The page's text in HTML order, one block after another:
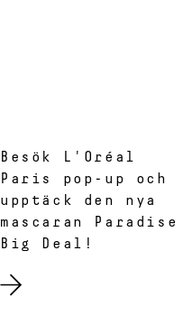
Besök L'Oréal
Paris pop-up och
upptäck den nya
mascaran Paradise
Big Deal!